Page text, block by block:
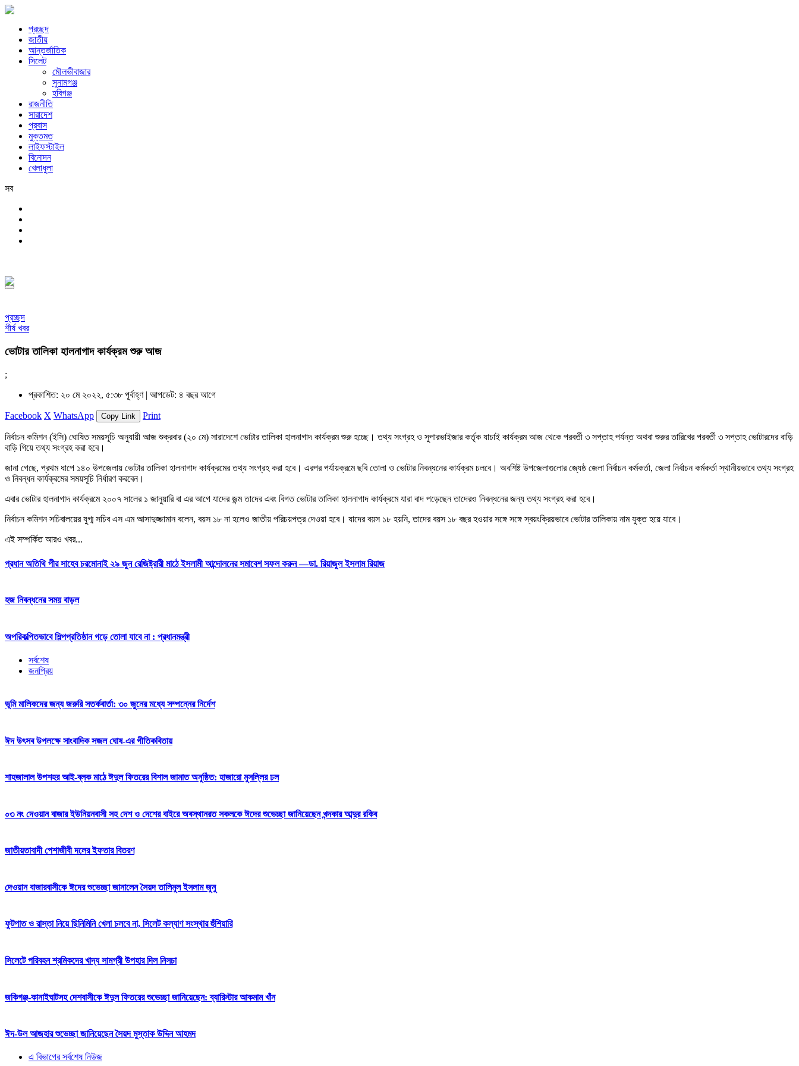
প্রচ্ছদ
জাতীয়
আন্তর্জাতিক
সিলেট
মৌলভীবাজার
সুনামগঞ্জ
হবিগঞ্জ
রাজনীতি
সারাদেশ
প্রবাস
মুক্তমত
লাইফস্টাইল
বিনোদন
খেলাধুলা
সব
প্রচ্ছদ
শীর্ষ খবর
ভোটার তালিকা হালনাগাদ কার্যক্রম শুরু আজ
;
প্রকাশিত: ২০ মে ২০২২, ৫:৩৮ পূর্বাহ্ণ | আপডেট: ৪ বছর আগে
Facebook X WhatsApp Copy Link Print
নির্বাচন কমিশন (ইসি) ঘোষিত সময়সূচি অনুযায়ী আজ শুক্রবার (২০ মে) সারাদেশে ভোটার তালিকা হালনাগাদ কার্যক্রম শুরু হচ্ছে। তথ্য সংগ্রহ ও সুপারভাইজার কর্তৃক যাচাই কার্যক্রম আজ থেকে পরবর্তী ৩ সপ্তাহ পর্যন্ত অথবা শুরুর তারিখের পরবর্তী ৩ সপ্তাহ ভোটারদের বাড়ি
বাড়ি গিয়ে তথ্য সংগ্রহ করা হবে।
জানা গেছে, প্রথম ধাপে ১৪০ উপজেলায় ভোটার তালিকা হালনাগাদ কার্যক্রমের তথ্য সংগ্রহ করা হবে। এরপর পর্যায়ক্রমে ছবি তোলা ও ভোটার নিবন্ধনের কার্যক্রম চলবে। অবশিষ্ট উপজেলাগুলোর জ্যেষ্ঠ জেলা নির্বাচন কর্মকর্তা, জেলা নির্বাচন কর্মকর্তা স্থানীয়ভাবে তথ্য সংগ্রহ
ও নিবন্ধন কার্যক্রমের সময়সূচি নির্ধারণ করবেন।
এবার ভোটার হালনাগাদ কার্যক্রমে ২০০৭ সালের ১ জানুয়ারি বা এর আগে যাদের জন্ম তাদের এবং বিগত ভোটার তালিকা হালনাগাদ কার্যক্রমে যারা বাদ পড়েছেন তাদেরও নিবন্ধনের জন্য তথ্য সংগ্রহ করা হবে।
নির্বাচন কমিশন সচিবালয়ের যুগ্ম সচিব এস এম আসাদুজ্জামান বলেন, বয়স ১৮ না হলেও জাতীয় পরিচয়পত্র দেওয়া হবে। যাদের বয়স ১৮ হয়নি, তাদের বয়স ১৮ বছর হওয়ার সঙ্গে সঙ্গে স্বয়ংক্রিয়ভাবে ভোটার তালিকায় নাম যুক্ত হয়ে যাবে।
এই সম্পর্কিত আরও খবর...
প্রধান অতিথি পীর সাহেব চরমোনাই ২৯ জুন রেজিষ্ট্রারী মাঠে ইসলামী আন্দোলনের সমাবেশ সফল করুন —ডা. রিয়াজুল ইসলাম রিয়াজ
হজ নিবন্ধনের সময় বাড়ল
অপরিকল্পিতভাবে শিল্পপ্রতিষ্ঠান গড়ে তোলা যাবে না : প্রধানমন্ত্রী
সর্বশেষ
জনপ্রিয়
ভূমি মালিকদের জন্য জরুরি সতর্কবার্তা: ৩০ জুনের মধ্যে সম্পন্নের নির্দেশ
ঈদ উৎসব উপলক্ষে সাংবাদিক সজল ঘোষ-এর গীতিকবিতায়
শাহজালাল উপশহর আই-ব্লক মাঠে ঈদুল ফিতরের বিশাল জামাত অনুষ্ঠিত: হাজারো মুসল্লির ঢল
০৩ নং দেওয়ান বাজার ইউনিয়নবাসী সহ দেশ ও দেশের বাইরে অবস্থানরত সকলকে ঈদের শুভেচ্ছা জানিয়েছেন খন্দকার আব্দুর রকিব
জাতীয়তাবাদী পেশাজীবী দলের ইফতার বিতরণ
দেওয়ান বাজারবাসীকে ঈদের শুভেচ্ছা জানালেন সৈয়দ তালিমুল ইসলাম জুনু
ফুটপাত ও রাস্তা নিয়ে ছিনিমিনি খেলা চলবে না, সিলেট কল্যাণ সংস্থার হুঁশিয়ারি
সিলেটে পরিবহন শ্রমিকদের খাদ্য সামগ্রী উপহার দিল নিসচা
জকিগঞ্জ-কানাইঘাটসহ দেশবাসীকে ঈদুল ফিতরের শুভেচ্ছা জানিয়েছেন: ব্যারিস্টার আকমাম খাঁন
ঈদ-উল আজহার শুভেচ্ছা জানিয়েছেন সৈয়দ মুস্তাক উদ্দিন আহমদ
এ বিভাগের সর্বশেষ নিউজ